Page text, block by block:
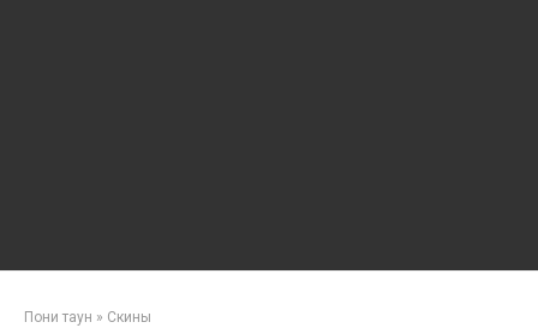
Пони таун » Скины